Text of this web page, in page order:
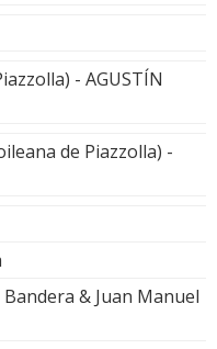
- AGUSTÍN
de Piazzolla) -
& Juan Manuel